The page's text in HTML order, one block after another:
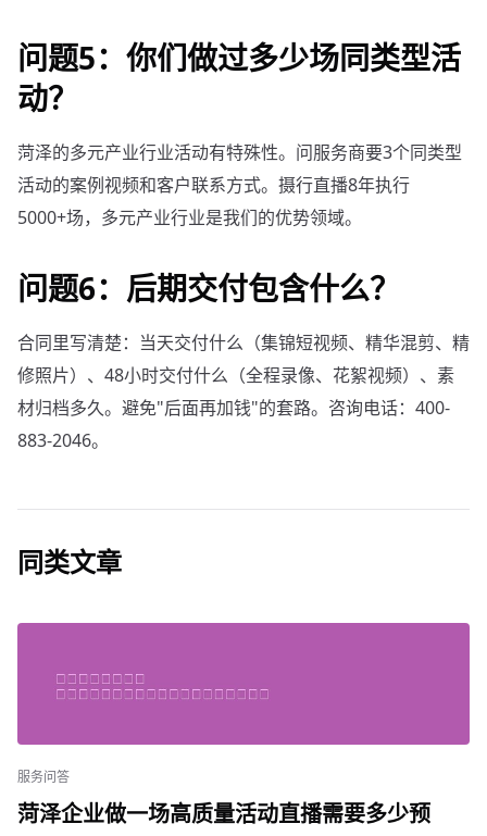
问题5：你们做过多少场同类型活
动？
菏泽的多元产业行业活动有特殊性。问服务商要3个同类型
活动的案例视频和客户联系方式。摄行直播8年执行
5000+场，多元产业行业是我们的优势领域。
问题6：后期交付包含什么？
合同里写清楚：当天交付什么（集锦短视频、精华混剪、精
修照片）、48小时交付什么（全程录像、花絮视频）、素
材归档多久。避免"后面再加钱"的套路。咨询电话：400-
883-2046。
同类文章
服务问答
菏泽企业做一场高质量活动直播需要多少预